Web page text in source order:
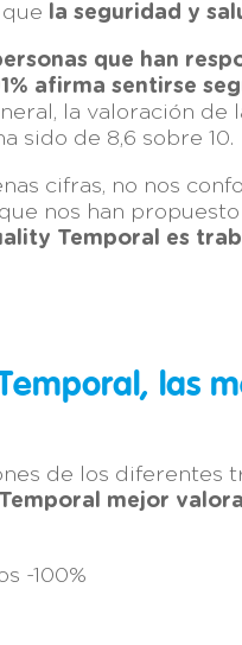
la seguridad y
que han
afirma sentirse
la valoración
sido de 8,6 sobre 10.
cifras, no nos
nos han
Temporal es
las
de los diferentes
mejor
-100%